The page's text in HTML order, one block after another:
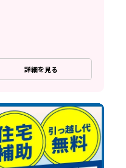
詳細を見る